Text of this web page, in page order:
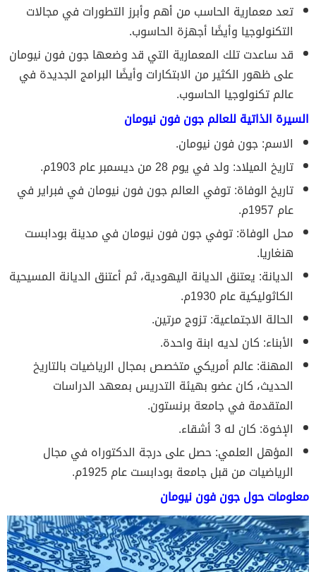
تعد معمارية الحاسب من أهم وأبرز التطورات في مجالات
التكنولوجيا وأيضًا أجهزة الحاسوب.
قد ساعدت تلك المعمارية التي قد وضعها جون فون نيومان
على ظهور الكثير من الابتكارات وأيضًا البرامج الجديدة في
عالم تكنولوجيا الحاسوب.
السيرة الذاتية للعالم جون فون نيومان
الاسم: جون فون نيومان.
تاريخ الميلاد: ولد في يوم 28 من ديسمبر عام 1903م.
تاريخ الوفاة: توفي العالم جون فون نيومان في فبراير في
عام 1957م.
محل الوفاة: توفي جون فون نيومان في مدينة بودابست
هنغاريا.
الديانة: يعتنق الديانة اليهودية، ثم أعتنق الديانة المسيحية
الكاثوليكية عام 1930م.
الحالة الاجتماعية: تزوج مرتين.
الأبناء: كان لديه ابنة واحدة.
المهنة: عالم أمريكي متخصص بمجال الرياضيات بالتاريخ
الحديث، كان عضو بهيئة التدريس بمعهد الدراسات
المتقدمة في جامعة برنستون.
الإخوة: كان له 3 أشقاء.
المؤهل العلمي: حصل على درجة الدكتوراه في مجال
الرياضيات من قبل جامعة بودابست عام 1925م.
معلومات حول جون فون نيومان